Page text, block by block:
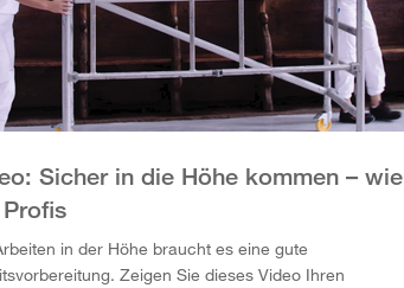
Sicher in die Höhe kommen – wie
in der Höhe braucht es eine gute
Zeigen Sie dieses Video Ihren